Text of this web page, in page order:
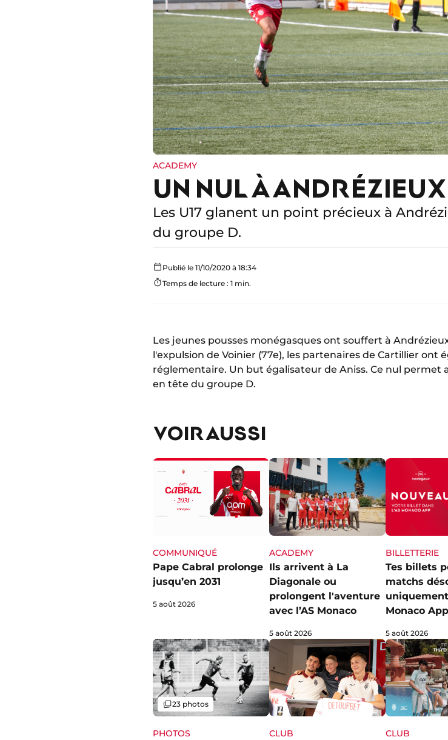
ACADEMY
UN NUL À
Les U17 glanent un point précieux à
du groupe D.
Publié le 11/10/2020 à 18:34
Temps de lecture : 1 min.
Les jeunes pousses monégasques ont souffert à
l'expulsion de Voinier (77e), les partenaires de Cartillier ont
réglementaire. Un but égalisateur de Aniss. Ce nul permet
en tête du groupe D.
VOIR AUSSI
COMMUNIQUÉ
Pape Cabral prolonge
jusqu’en 2031
5 août 2026
ACADEMY
Ils arrivent à La
Diagonale ou
prolongent l'aventure
avec l’AS Monaco
5 août 2026
BILLETTERIE
Tes billets
matchs
uniquement
Monaco
5 août 2026
PHOTOS
Galerie
23 photos
CLUB CLUB